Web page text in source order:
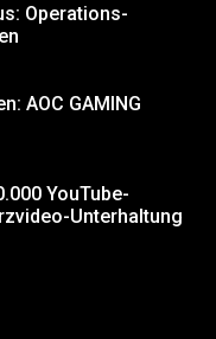
Operations-
AOC GAMING
YouTube-
Unterhaltung